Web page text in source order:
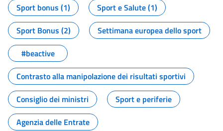
Sport bonus (1)
Sport e Salute (1)
Sport Bonus (2)
Settimana europea dello sport
#beactive
Contrasto alla manipolazione dei risultati sportivi
Consiglio dei ministri
Sport e periferie
Agenzia delle Entrate